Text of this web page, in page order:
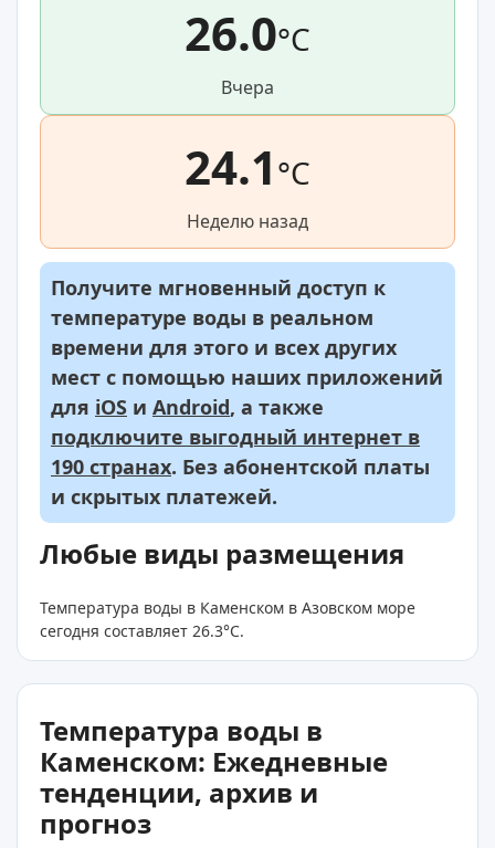
26.0°C
Вчера
24.1°C
Неделю назад
Получите мгновенный доступ к
температуре воды в реальном
времени для этого и всех других
мест с помощью наших приложений
для iOS и Android, а также
подключите выгодный интернет в
190 странах. Без абонентской платы
и скрытых платежей.
Любые виды размещения
Температура воды в Каменском в Азовском море
сегодня составляет 26.3°C.
Температура воды в
Каменском: Ежедневные
тенденции, архив и
прогноз